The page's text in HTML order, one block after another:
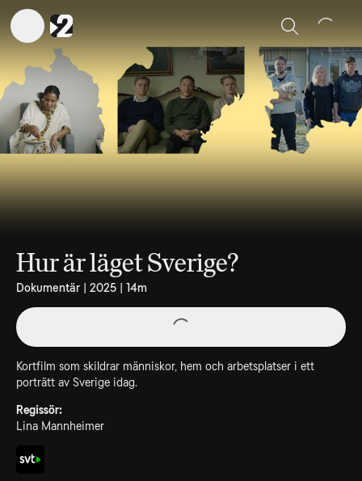
Sök
Hur är läget Sverige?
Dokumentär | 2025 | 14m
Kortfilm som skildrar människor, hem och arbetsplatser i ett
porträtt av Sverige idag.
Regissör:
Lina Mannheimer